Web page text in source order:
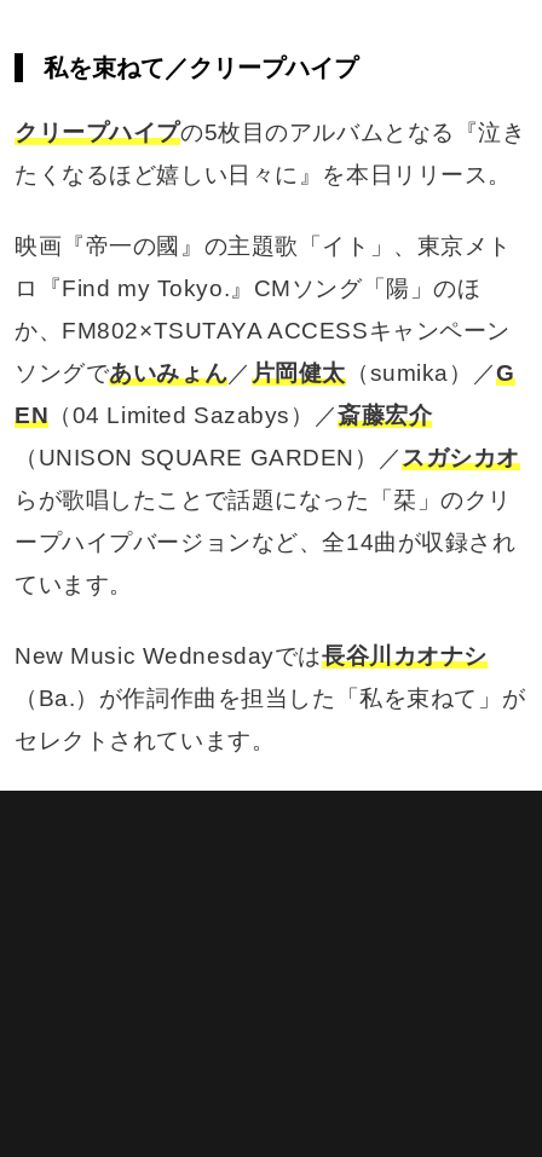
私を束ねて／クリープハイプ
クリープハイプの5枚目のアルバムとなる『泣き
たくなるほど嬉しい日々に』を本日リリース。
映画『帝一の國』の主題歌「イト」、東京メト
ロ『Find my Tokyo.』CMソング「陽」のほ
か、FM802×TSUTAYA ACCESSキャンペーン
ソングであいみょん／片岡健太（sumika）／G
EN （04 Limited Sazabys）／斎藤宏介
（UNISON SQUARE GARDEN）／スガシカオ
らが歌唱したことで話題になった「栞」のクリ
ープハイプバージョンなど、全14曲が収録され
ています。
New Music Wednesdayでは長谷川カオナシ
（Ba.）が作詞作曲を担当した「私を束ねて」が
セレクトされています。